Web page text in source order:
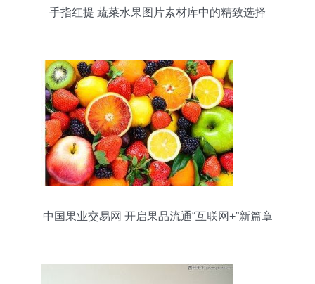
手指红提 蔬菜水果图片素材库中的精致选择
中国果业交易网 开启果品流通“互联网+”新篇章